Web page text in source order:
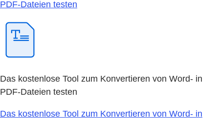
PDF-Dateien testen
Das kostenlose Tool zum Konvertieren von Word- in
PDF-Dateien testen
Das kostenlose Tool zum Konvertieren von Word- in